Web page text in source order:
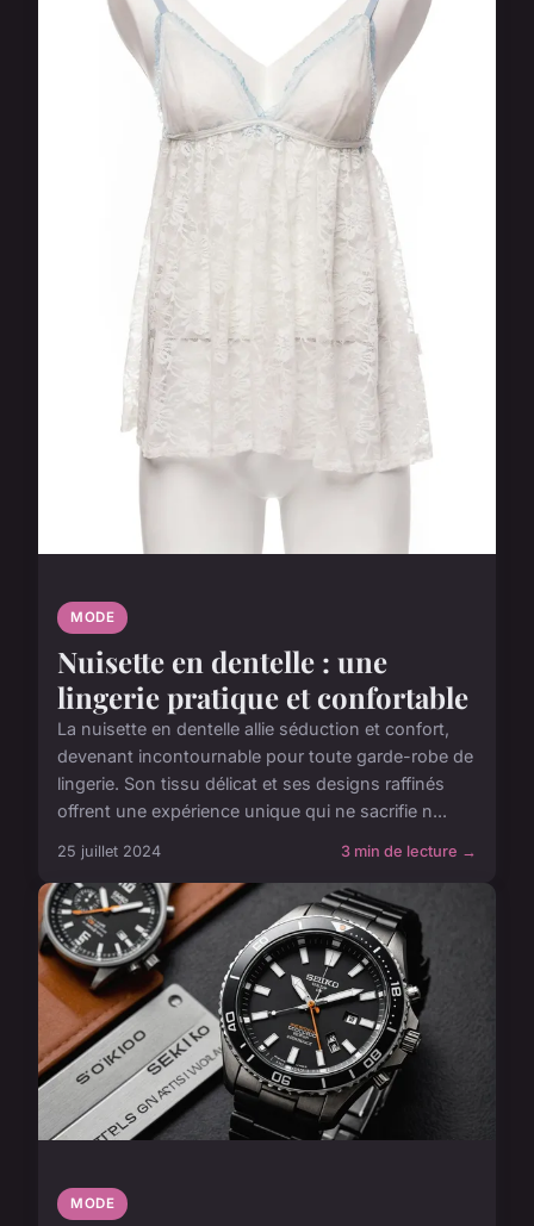
MODE
Nuisette en dentelle : une
lingerie pratique et confortable
La nuisette en dentelle allie séduction et confort,
devenant incontournable pour toute garde-robe de
lingerie. Son tissu délicat et ses designs raffinés
offrent une expérience unique qui ne sacrifie n...
25 juillet 2024 3 min de lecture →
MODE